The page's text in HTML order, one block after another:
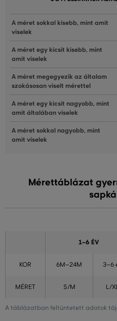
A méret sokkal kisebb, mint amit
viselek
A méret egy kicsit kisebb, mint
amit viselek
A méret megegyezik az általam
szokásosan viselt mérettel
A méret egy kicsit nagyobb, mint
amit általában viselek
A méret sokkal nagyobb, mint
amit viselek
Mérettáblázat
A táblázatban feltüntetett adatok
1–6 ÉV
KOR 6M–24M 3–6
MÉRET S/M L/